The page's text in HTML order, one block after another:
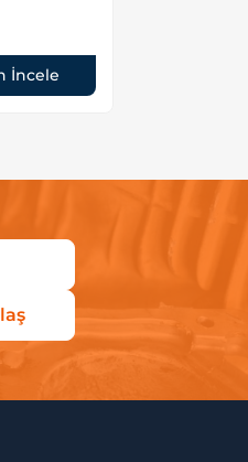
İncele